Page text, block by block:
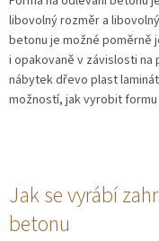
libovolný rozměr a
betonu je možné poměrně
i opakovaně v závislosti
nábytek dřevo plast
možností, jak vyrobit
Jak se vyrábí
betonu